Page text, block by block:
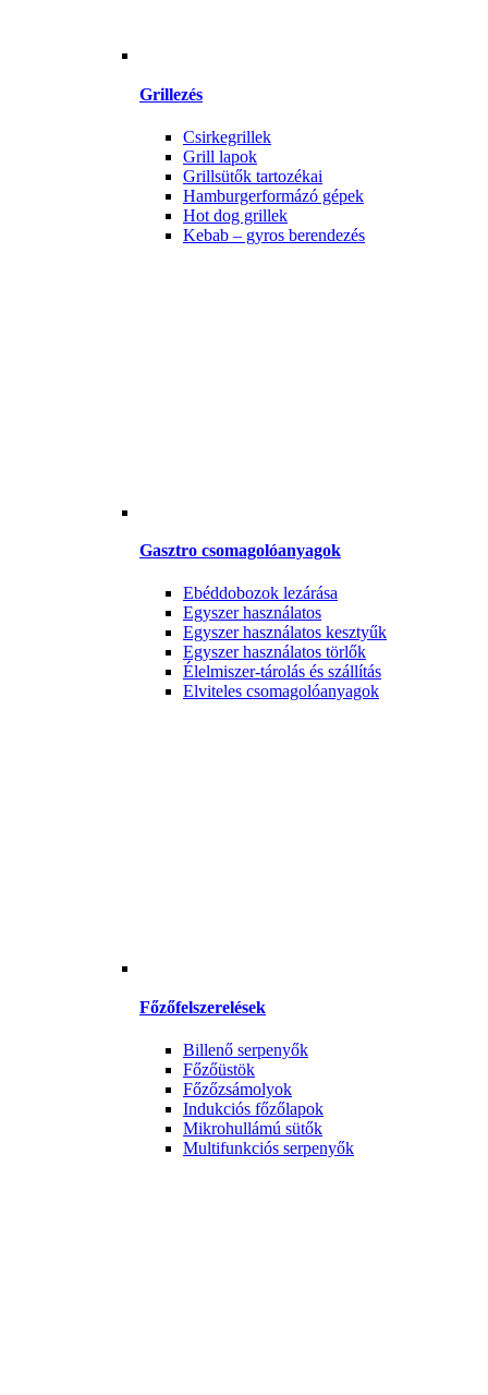
Grillezés
Csirkegrillek
Grill lapok
Grillsütők tartozékai
Hamburgerformázó gépek
Hot dog grillek
Kebab – gyros berendezés
Gasztro csomagolóanyagok
Ebéddobozok lezárása
Egyszer használatos
Egyszer használatos kesztyűk
Egyszer használatos törlők
Élelmiszer-tárolás és szállítás
Elviteles csomagolóanyagok
Főzőfelszerelések
Billenő serpenyők
Főzőüstök
Főzőzsámolyok
Indukciós főzőlapok
Mikrohullámú sütők
Multifunkciós serpenyők